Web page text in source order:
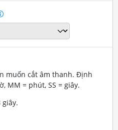
muốn cắt âm thanh. Định
MM = phút, SS = giây.
giây.